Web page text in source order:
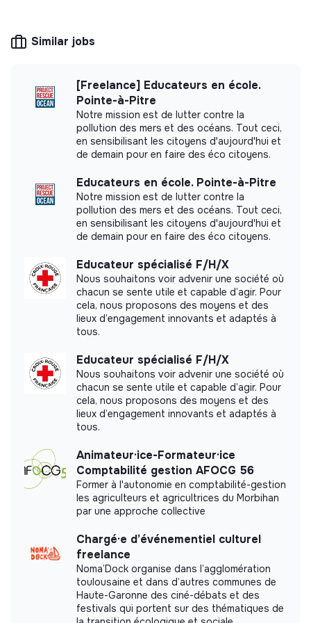
making potential is limited. It may be an
More information
< 15 persons
Associations
Impact study
Association Les Bruyères did not yet
communicate its impact measurement.
Labels and certifications
This structure did not communicate to us the
labels or certifications that it was able to obtain.
Documents
Similar jobs
[Freelance] Educateurs en école.
Pointe-à-Pitre
Notre mission est de lutter contre la
pollution des mers et des océans. Tout ceci,
en sensibilisant les citoyens d'aujourd'hui et
de demain pour en faire des éco citoyens.
Educateurs en école. Pointe-à-Pitre
Notre mission est de lutter contre la
pollution des mers et des océans. Tout ceci,
en sensibilisant les citoyens d'aujourd'hui et
de demain pour en faire des éco citoyens.
Educateur spécialisé F/H/X
Nous souhaitons voir advenir une société où
chacun se sente utile et capable d’agir. Pour
cela, nous proposons des moyens et des
lieux d’engagement innovants et adaptés à
tous.
Educateur spécialisé F/H/X
Nous souhaitons voir advenir une société où
chacun se sente utile et capable d’agir. Pour
cela, nous proposons des moyens et des
lieux d’engagement innovants et adaptés à
tous.
Animateur·ice-Formateur·ice
Comptabilité gestion AFOCG 56
Former à l'autonomie en comptabilité-gestion
les agriculteurs et agricultrices du Morbihan
par une approche collective
Chargé·e d’événementiel culturel
freelance
Noma’Dock organise dans l’agglomération
toulousaine et dans d’autres communes de
Haute-Garonne des ciné-débats et des
festivals qui portent sur des thématiques de